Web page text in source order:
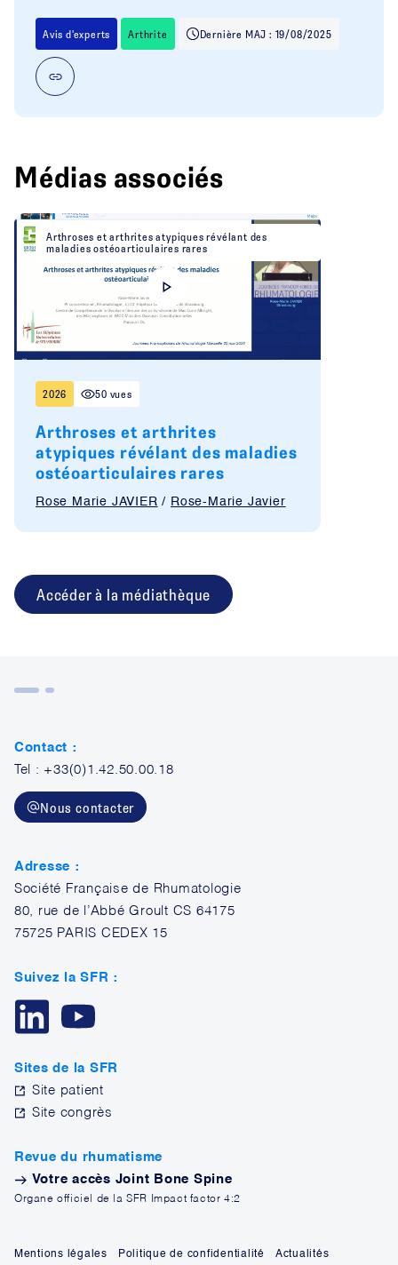
Avis d'experts Arthrite Dernière MAJ : 19/08/2025
Médias associés
Arthroses et arthrites atypiques révélant des
maladies ostéoarticulaires rares
2026 50 vues
Arthroses et arthrites
atypiques révélant des maladies
ostéoarticulaires rares
Rose Marie JAVIER / Rose-Marie Javier
Accéder à la médiathèque
Contact :
Tel : +33(0)1.42.50.00.18
Nous contacter
Adresse :
Société Française de Rhumatologie
80, rue de l’Abbé Groult CS 64175
75725 PARIS CEDEX 15
Suivez la SFR :
Sites de la SFR
Site patient
Site congrès
Revue du rhumatisme
Votre accès Joint Bone Spine
Organe officiel de la SFR Impact factor 4:2
Mentions légales Politique de confidentialité Actualités